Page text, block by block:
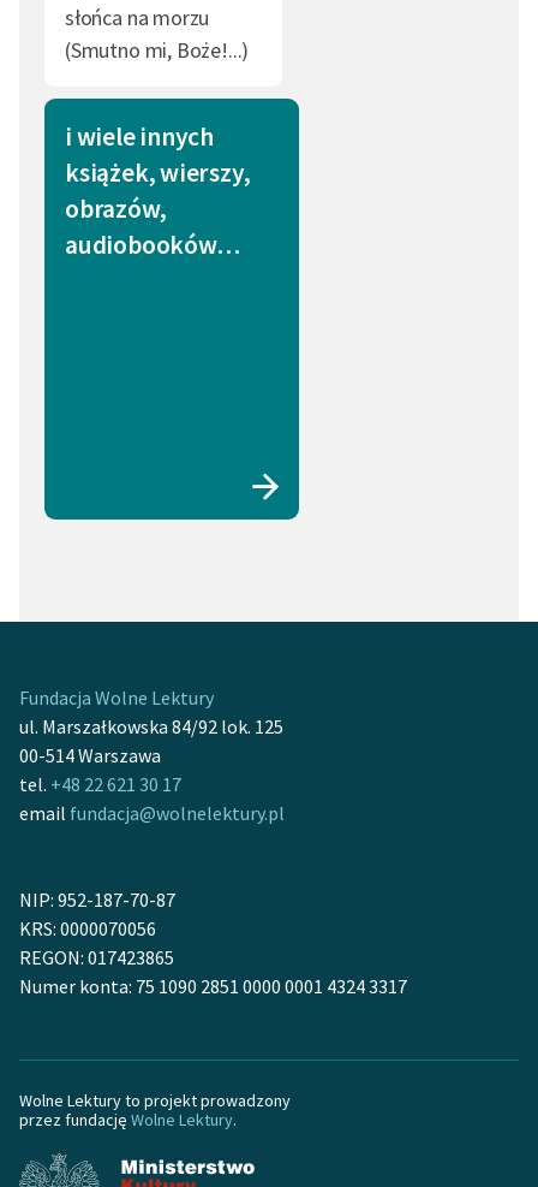
słońca na morzu
(Smutno mi, Boże!...)
i wiele innych
książek, wierszy,
obrazów,
audiobooków…
Fundacja Wolne Lektury
ul. Marszałkowska 84/92 lok. 125
00-514 Warszawa
tel. +48 22 621 30 17
email fundacja@wolnelektury.pl
NIP: 952-187-70-87
KRS: 0000070056
REGON: 017423865
Numer konta: 75 1090 2851 0000 0001 4324 3317
Wolne Lektury to projekt prowadzony
przez fundację Wolne Lektury.